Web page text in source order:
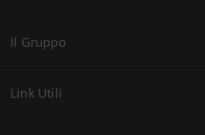
Il Gruppo
Link Utili